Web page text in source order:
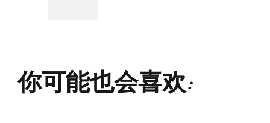
你可能也会喜欢: